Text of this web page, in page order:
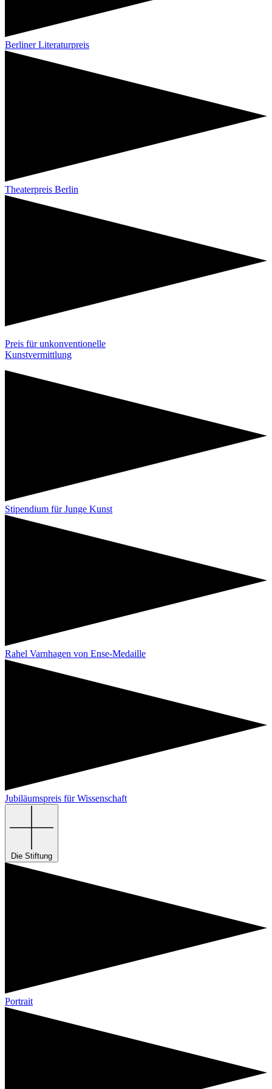
Berliner Literaturpreis
Theaterpreis Berlin
Preis für unkonventionelle
Kunstvermittlung
Stipendium für Junge Kunst
Rahel Varnhagen von Ense-Medaille
Jubiläumspreis für Wissenschaft
Die Stiftung
Portrait